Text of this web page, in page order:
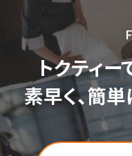
トクティ
素早く、簡